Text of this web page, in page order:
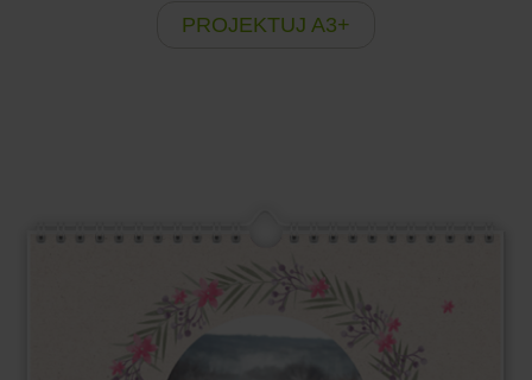
PROJEKTUJ A3+